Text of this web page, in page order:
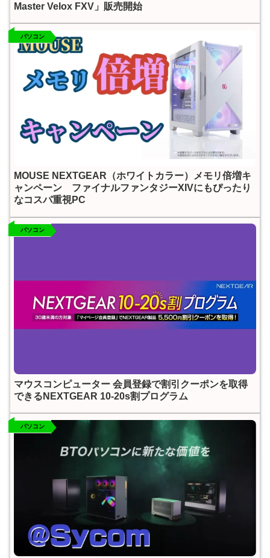
Master Velox FXV」販売開始
パソコン
MOUSE NEXTGEAR（ホワイトカラー）メモリ倍増キ
ャンペーン ファイナルファンタジーXIVにもぴったり
なコスパ重視PC
パソコン
マウスコンピューター 会員登録で割引クーポンを取得
できるNEXTGEAR 10-20s割プログラム
パソコン